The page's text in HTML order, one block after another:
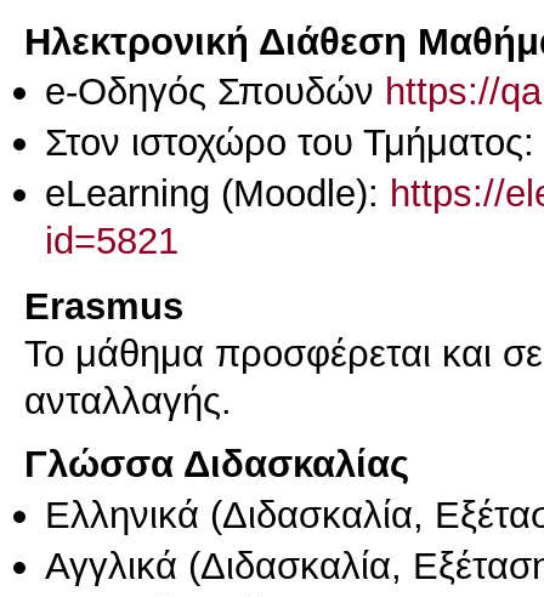
Ηλεκτρονική Διάθεση
e-Οδηγός Σπουδών https://
Στον ιστοχώρο του Τμήματος:
eLearning (Moodle): https://
id=5821
Erasmus
Το μάθημα προσφέρεται και
ανταλλαγής.
Γλώσσα Διδασκαλίας
Ελληνικά (Διδασκαλία,
Αγγλικά (Διδασκαλία,